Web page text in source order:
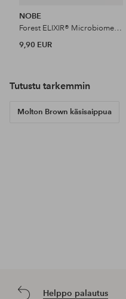
NOBE
Forest ELIXIR® Microbiome Repairing Hand Cream 50 Ml
9,90 EUR
Tutustu tarkemmin
Molton Brown käsisaippua
Helppo palautus